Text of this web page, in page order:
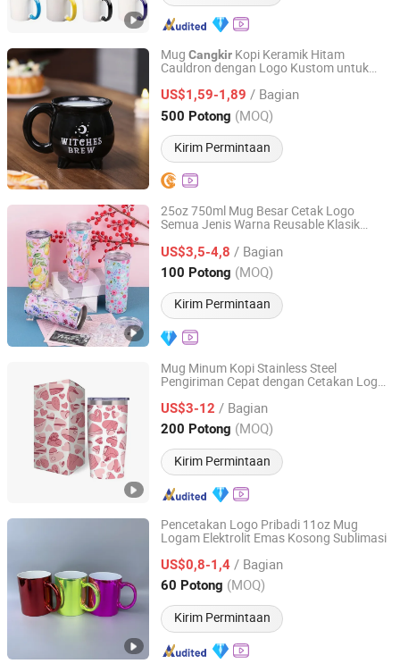
Mug Cangkir Kopi Keramik Hitam
Cauldron dengan Logo Kustom untuk
US$1,59-1,89 / Bagian
500 Potong (MOQ)
Kirim Permintaan
Nanan Unicome Gift Co., Ltd
Fujian, China Harga mulai 2024
25oz 750ml Mug Besar Cetak Logo
Semua Jenis Warna Reusable Klasik
US$3,5-4,8 / Bagian
100 Potong (MOQ)
Kirim Permintaan
Shanghai Qihai Toys Co.,ltd
Zhejiang, China Harga mulai 2016
Mug Minum Kopi Stainless Steel
Pengiriman Cepat dengan Cetakan Logo
US$3-12 / Bagian
200 Potong (MOQ)
Kirim Permintaan
Shanghai Jspeed Industry Co.Ltd
Shanghai, China Harga mulai 2017
Pencetakan Logo Pribadi 11oz Mug
Logam Elektrolit Emas Kosong Sublimasi
US$0,8-1,4 / Bagian
60 Potong (MOQ)
Kirim Permintaan
Changzhou Sitan Imp. and Exp. Co., Ltd.
Jiangsu, China Harga mulai 2022